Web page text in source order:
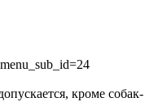
кроме собак-